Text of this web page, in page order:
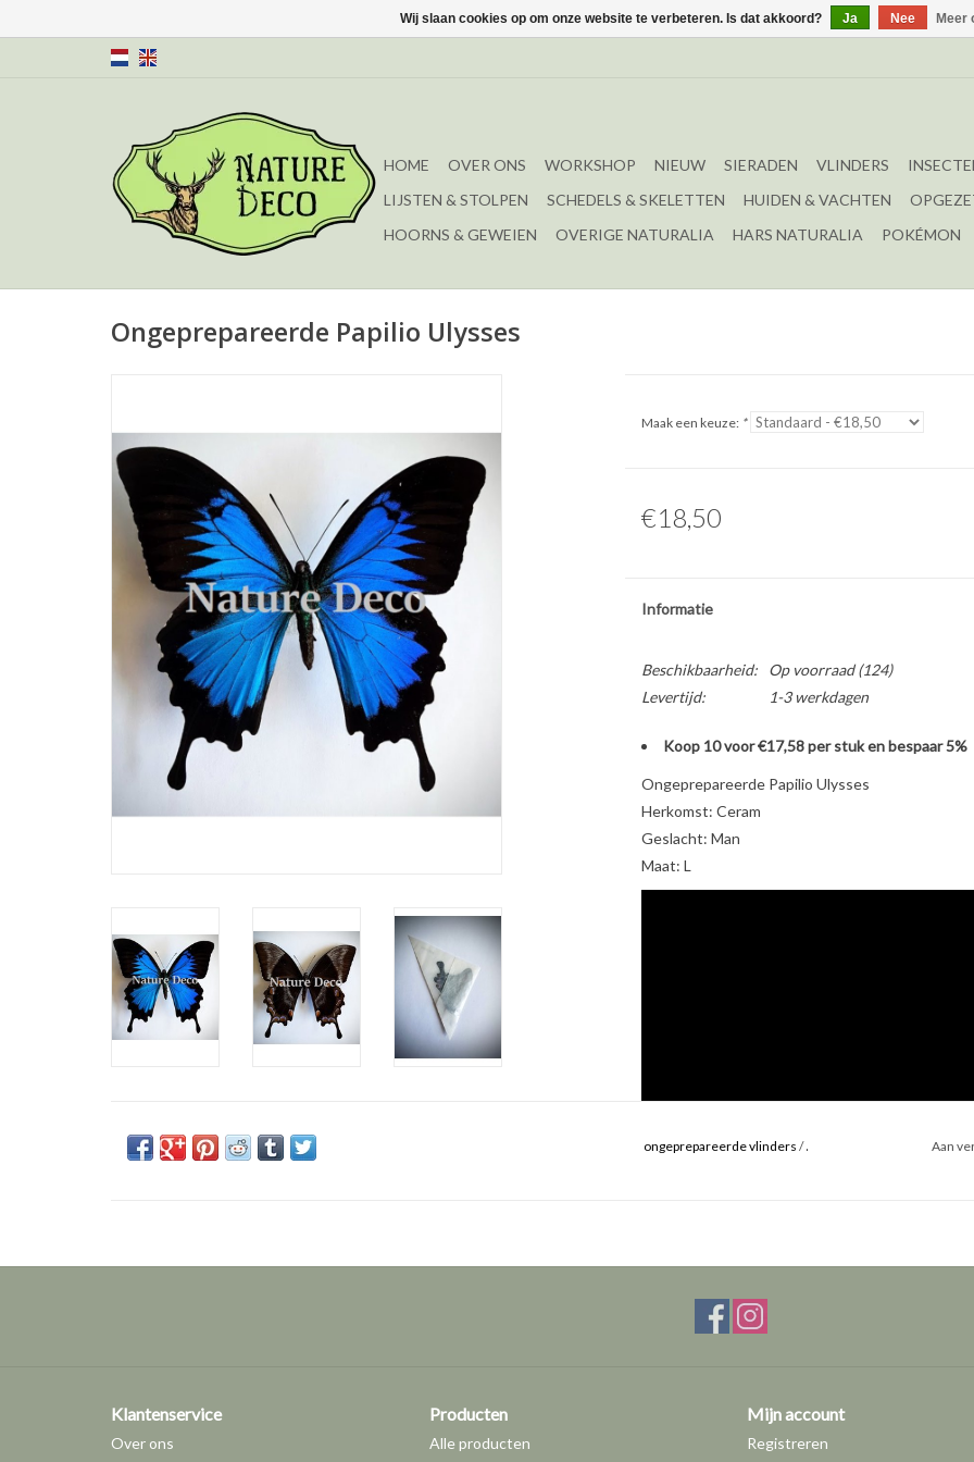
HOME OVER ONS WORKSHOP NIEUW SIERADEN VLINDERS
LIJSTEN & STOLPEN
SCHEDELS & SKELETTEN HUIDEN & VACHTEN
HOORNS & GEWEIEN
OVERIGE NATURALIA HARS NATURALIA POKÉMON
Ongeprepareerde Papilio Ulysses
Maak een keuze: *
€18,50
Informatie
Beschikbaarheid: Op voorraad(124)
Levertijd:
1-3 werkdagen
Koop 10 voor €17,58 per stuk en bespaar 5%
Ongeprepareerde Papilio Ulysses
Herkomst: Ceram
Geslacht: Man
Maat: L
ongeprepareerde vlinders /. Aan
Klantenservice
Over ons
Producten
Alle producten
Mijn account
Registreren
Wij slaan cookies op om onze website te verbeteren. Is dat akkoord? Ja Nee Meer